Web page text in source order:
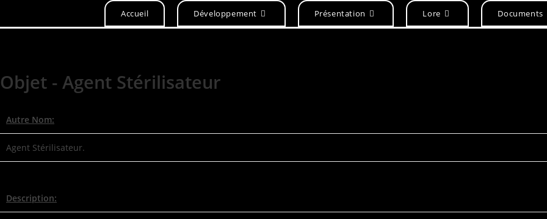
Accueil Développement Présentation Lore Documents
Objet - Agent Stérilisateur
Autre Nom:
Agent Stérilisateur.
Description: